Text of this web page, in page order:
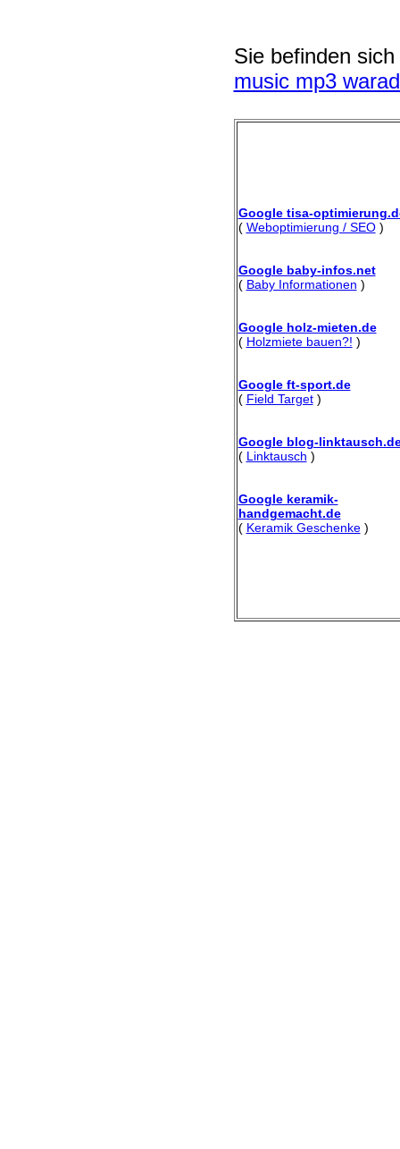
Sie befinden
music mp3
Google tisa-
( Weboptimierung / SEO)
Google baby-infos.net
( Baby Informationen )
Google holz-mieten.de
( Holzmiete bauen?! )
Google ft-sport.de
( Field Target)
Google blog-
( Linktausch )
Google keramik-
handgemacht.de
( Keramik Geschenke)